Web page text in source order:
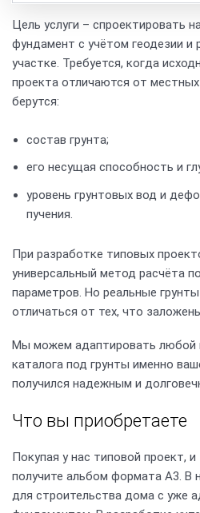
Цель услуги – спроектировать
фундамент с учётом геодезии и
участке. Требуется, когда
проекта отличаются от местных
берутся:
состав грунта;
его несущая способность и
уровень грунтовых вод и
пучения.
При разработке типовых
универсальный метод расчёта
параметров. Но реальные
отличаться от тех, что
Мы можем адаптировать любой
каталога под грунты именно
получился надежным и
Что вы приобретаете
Покупая у нас типовой проект, и
получите альбом формата А3. В
для строительства дома с уже